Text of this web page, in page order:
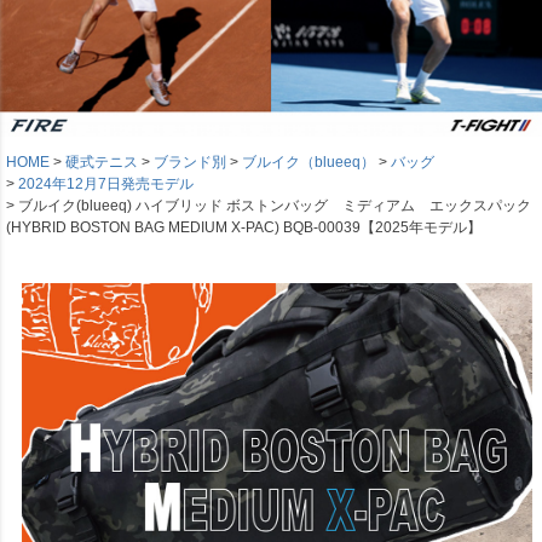
HOME 硬式テニス ブランド別 ブルイク（blueeq）
バッグ
2024年12月7日発売モデル
ブルイク(blueeq) ハイブリッド ボストンバッグ ミディアム エックスパック
(HYBRID BOSTON BAG MEDIUM X-PAC) BQB-00039【2025年モデル】